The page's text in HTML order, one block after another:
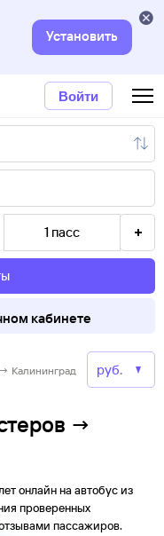
Установить
Войти
1 пасс
кабинете
Калининград
→
онлайн на автобус из
проверенных
пассажиров.